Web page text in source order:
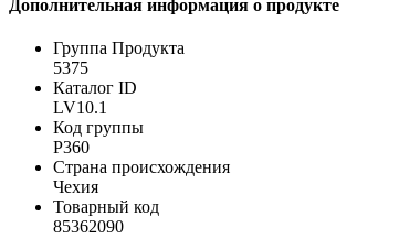
Дополнительная информация о продукте
Группа Продукта
5375
Каталог ID
LV10.1
Код группы
P360
Страна происхождения
Чехия
Товарный код
85362090